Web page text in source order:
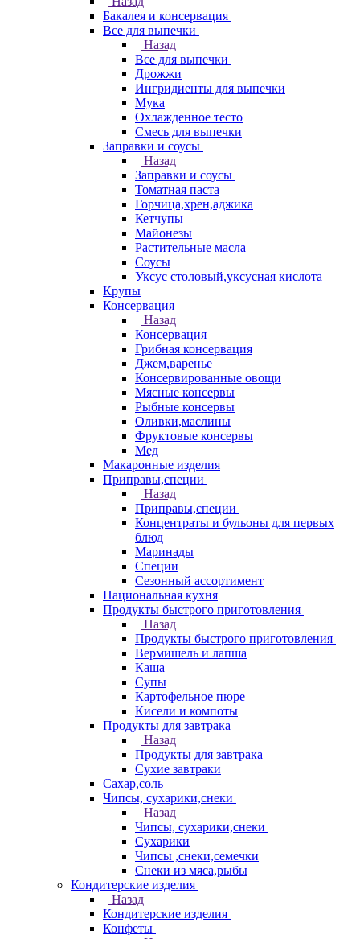
Бакалея и консервация
Все для выпечки
Назад
Все для выпечки
Дрожжи
Ингридиенты для выпечки
Мука
Охлажденное тесто
Смесь для выпечки
Заправки и соусы
Назад
Заправки и соусы
Томатная паста
Горчица,хрен,аджика
Кетчупы
Майонезы
Растительные масла
Соусы
Уксус столовый,уксусная кислота
Крупы
Консервация
Назад
Консервация
Грибная консервация
Джем,варенье
Консервированные овощи
Мясные консервы
Рыбные консервы
Оливки,маслины
Фруктовые консервы
Мед
Макаронные изделия
Приправы,специи
Назад
Приправы,специи
Концентраты и бульоны для первых
блюд
Маринады
Специи
Сезонный ассортимент
Национальная кухня
Продукты быстрого приготовления
Назад
Продукты быстрого приготовления
Вермишель и лапша
Каша
Супы
Картофельное пюре
Кисели и компоты
Продукты для завтрака
Назад
Продукты для завтрака
Сухие завтраки
Сахар,соль
Чипсы, сухарики,снеки
Назад
Чипсы, сухарики,снеки
Сухарики
Чипсы ,снеки,семечки
Снеки из мяса,рыбы
Кондитерские изделия
Назад
Кондитерские изделия
Конфеты